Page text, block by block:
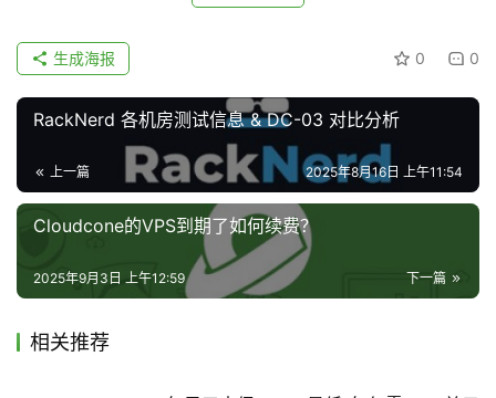
V
P
S
资
具
注册
2A / 3G / 55G NVMe / 5T $48.79/年 【 下单链接
AMD 核心 CPU 平台（Windows VPS）
1A / 2.5G / 40G NVMe / 3.5T $69/年 【下单链接】
3A / 4G / 60G NVMe / 6T $115/年 【
4A / 12G / 160G NVMe / 12T $289/年 【 下单链接 】
VPS开通后，查看root密码和控制面板账户：打开Email讯
0 0
生成海报
RackNerd 各机房测试信息 & DC-03 对比分析
上一篇 2025年8月16日 上午11:54
Cloudcone的VPS到期了如何续费？
下一篇
2025年9月3日 上午12:59
相关推荐